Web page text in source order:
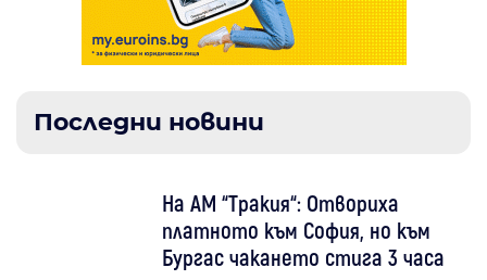
Последни новини
На АМ “Тракия“: Отвориха
платното към София, но към
Бургас чакането стига 3 часа